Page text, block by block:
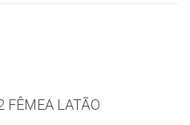
FÊMEA LATÃO